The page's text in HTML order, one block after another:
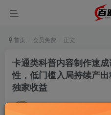
首页 会员免费 正文
卡通类科普内容制作速
性，低门槛入局持续产
独家收益
百盟网